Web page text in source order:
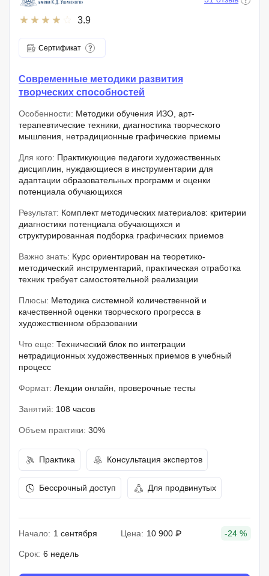
3.9
Сертификат
Современные методики развития
творческих способностей
Особенности: Методики обучения ИЗО, арт-
терапевтические техники, диагностика творческого
мышления, нетрадиционные графические приемы
Для кого: Практикующие педагоги художественных
дисциплин, нуждающиеся в инструментарии для
адаптации образовательных программ и оценки
потенциала обучающихся
Результат: Комплект методических материалов: критерии
диагностики потенциала обучающихся и
структурированная подборка графических приемов
Важно знать: Курс ориентирован на теоретико-
методический инструментарий, практическая отработка
техник требует самостоятельной реализации
Плюсы: Методика системной количественной и
качественной оценки творческого прогресса в
художественном образовании
Что еще: Технический блок по интеграции
нетрадиционных художественных приемов в учебный
процесс
Формат: Лекции онлайн, проверочные тесты
Занятий: 108 часов
Объем практики: 30%
Практика Консультация экспертов
Бессрочный доступ Для продвинутых
Начало: 1 сентября Цена: 10 900 ₽ -24 %
Срок: 6 недель